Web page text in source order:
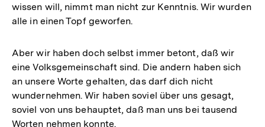
wissen will, nimmt man nicht zur Kenntnis. Wir wurden
alle in einen Topf geworfen.
Aber wir haben doch selbst immer betont, daß wir
eine Volksgemeinschaft sind. Die andern haben sich
an unsere Worte gehalten, das darf dich nicht
wundernehmen. Wir haben soviel über uns gesagt,
soviel von uns behauptet, daß man uns bei tausend
Worten nehmen konnte.